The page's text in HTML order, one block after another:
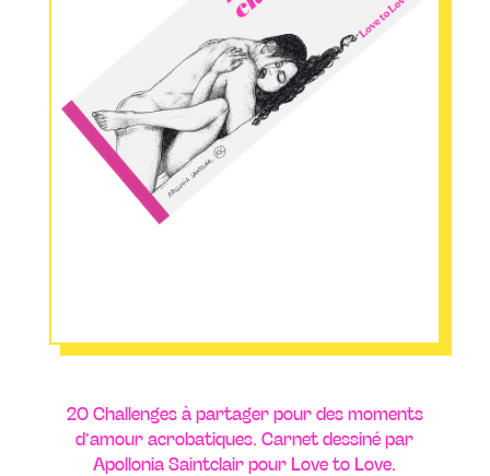
20 Challenges à partager pour des moments
d’amour acrobatiques. Carnet dessiné par
Apollonia Saintclair pour Love to Love.